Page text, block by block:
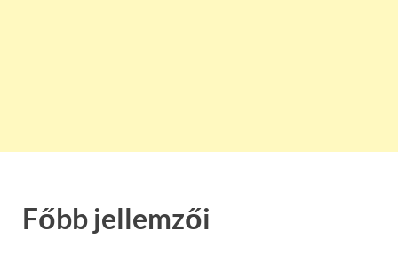
Főbb jellemzői